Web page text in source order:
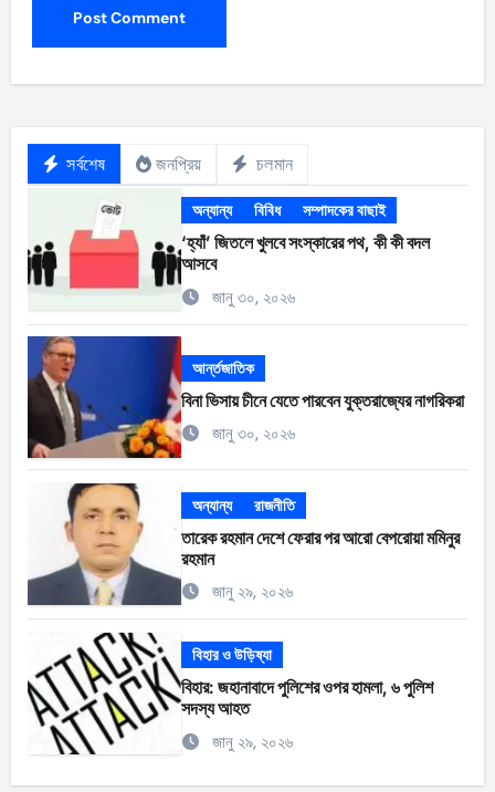
সর্বশেষ জনপ্রিয় চলমান
অন্যান্য বিবিধ সম্পাদকের বাছাই
‘হ্যাঁ’ জিতলে খুলবে সংস্কারের পথ, কী কী বদল
আসবে
জানু ৩০, ২০২৬
আর্ন্তজাতিক
বিনা ভিসায় চীনে যেতে পারবেন যুক্তরাজ্যের নাগরিকরা
জানু ৩০, ২০২৬
অন্যান্য রাজনীতি
তারেক রহমান দেশে ফেরার পর আরো বেপরোয়া মমিনুর
রহমান
জানু ২৯, ২০২৬
বিহার ও উড়িষ্যা
বিহার: জহানাবাদে পুলিশের ওপর হামলা, ৬ পুলিশ
সদস্য আহত
জানু ২৯, ২০২৬